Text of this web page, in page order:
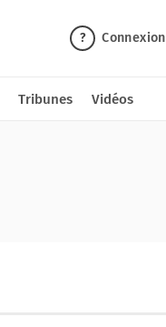
? Connexion
Tribunes Vidéos